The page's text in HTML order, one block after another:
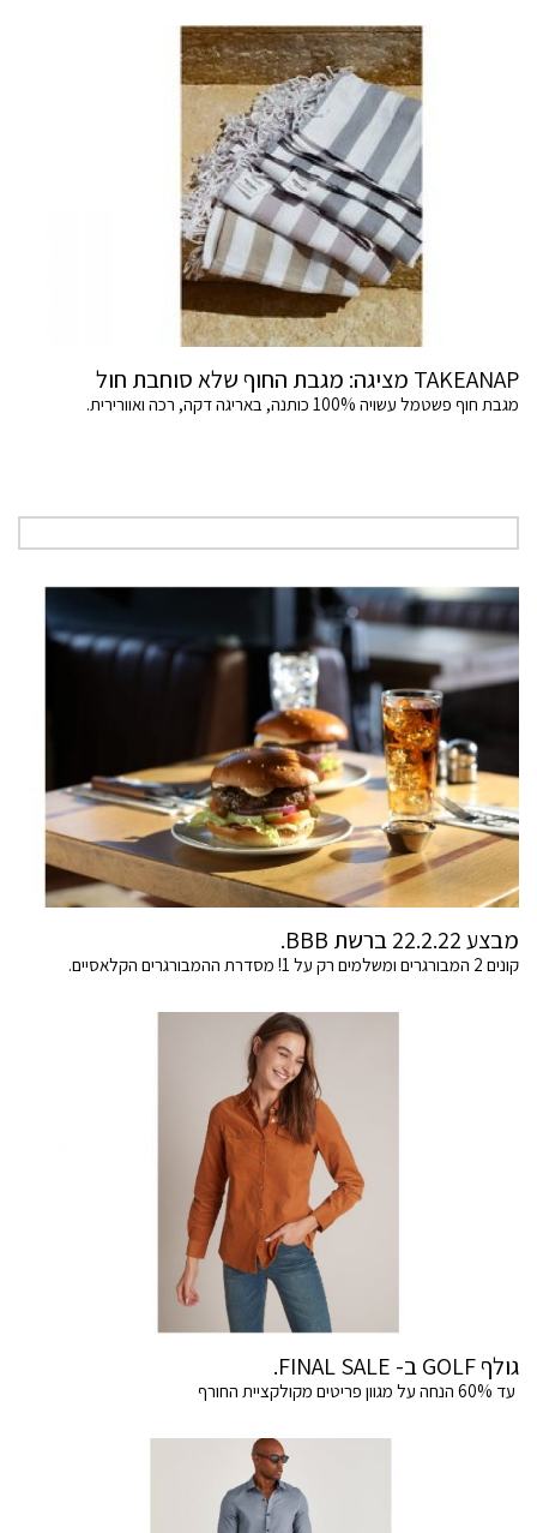
TAKEANAP מציגה: מגבת החוף שלא סוחבת חול
מגבת חוף פשטמל עשויה 100% כותנה, באריגה דקה, רכה ואוורירית.
מבצע 22.2.22 ברשת BBB.
קונים 2 המבורגרים ומשלמים רק על 1! מסדרת ההמבורגרים הקלאסיים.
גולף GOLF ב- FINAL SALE.
עד 60% הנחה על מגוון פריטים מקולקציית החורף